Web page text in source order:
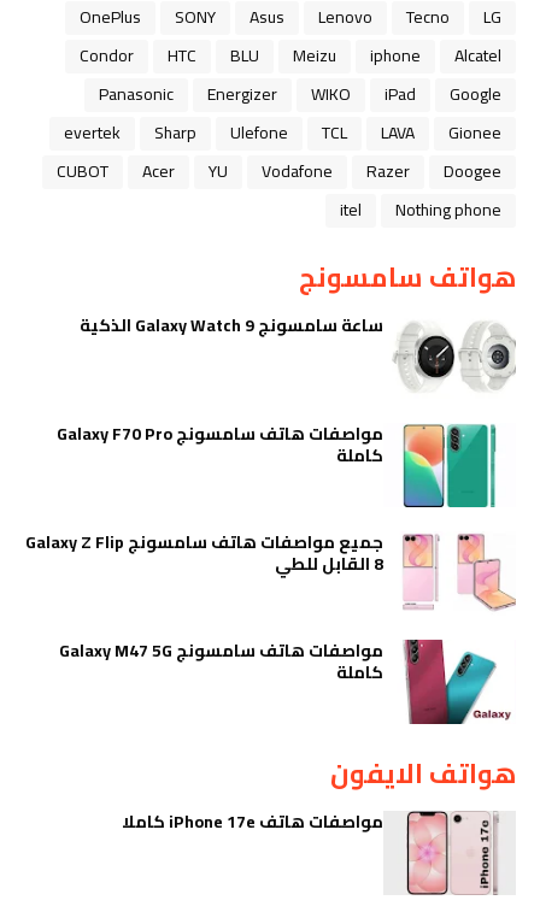
LG
Tecno
Lenovo
Asus
SONY
OnePlus
Alcatel
iphone
Meizu
BLU
HTC
Condor
Google
iPad
WIKO
Energizer
Panasonic
Gionee
LAVA
TCL
Ulefone
Sharp
evertek
Doogee
Razer
Vodafone
YU
Acer
CUBOT
Nothing phone
itel
هواتف سامسونج
ساعة سامسونج Galaxy Watch 9 الذكية
مواصفات هاتف سامسونج Galaxy F70 Pro
كاملة
جميع مواصفات هاتف سامسونج Galaxy Z Flip
8 القابل للطي
مواصفات هاتف سامسونج Galaxy M47 5G
كاملة
هواتف الايفون
مواصفات هاتف iPhone 17e كاملا